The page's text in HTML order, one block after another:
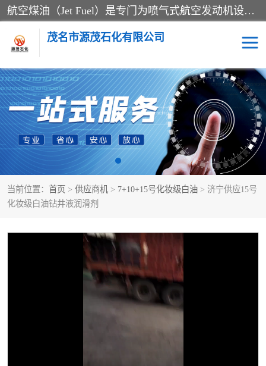
航空煤油（Jet Fuel）是专门为喷气式航空发动机设计的高纯度燃料，主要分为Jet A、Jet A-1和Jet B等类型。其特点是闪点高、低温流动性好，并添加了抗静电剂和抗氧化剂以确保飞行安全。航空煤油需
茂名市源茂石化有限公司
当前位置： 首页 > 供应商机 > 7+10+15号化妆级白油 > 济宁供应15号
化妆级白油钻井液润滑剂
RP3航空煤油 D20+D30溶剂油
D40+D60溶剂油 D80+D100溶剂油
6号+120号溶剂油 260号溶剂油
异构烷烃 天然乳胶
26+32号化妆级白油 46+68号化妆级白油